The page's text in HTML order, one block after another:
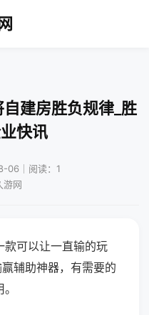
建房胜负规律_胜
快讯
06｜阅读：1
游网
款可以让一直输的玩
辅助神器，有需要的